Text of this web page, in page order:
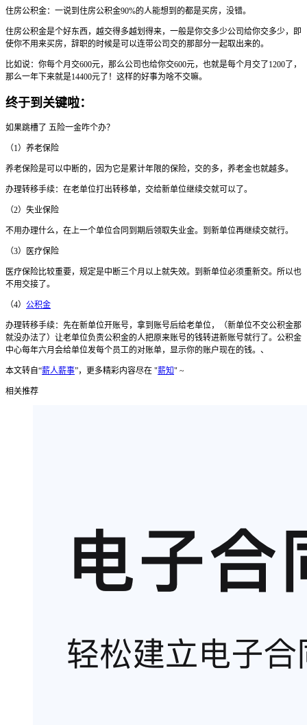
住房公积金：一说到住房公积金90%的人能想到的都是买房，没错。
住房公积金是个好东西，越交得多越划得来，一般是你交多少公司给你交多少，即
使你不用来买房，辞职的时候是可以连带公司交的那部分一起取出来的。
比如说：你每个月交600元，那么公司也给你交600元，也就是每个月交了1200了，
那么一年下来就是14400元了！这样的好事为啥不交嘛。
终于到关键啦：
如果跳槽了 五险一金咋个办？
（1）养老保险
养老保险是可以中断的，因为它是累计年限的保险，交的多，养老金也就越多。
办理转移手续：在老单位打出转移单，交给新单位继续交就可以了。
（2）失业保险
不用办理什么，在上一个单位合同到期后领取失业金。到新单位再继续交就行。
（3）医疗保险
医疗保险比较重要，规定是中断三个月以上就失效。到新单位必须重新交。所以也
不用交接了。
（4） 公积金
办理转移手续：先在新单位开账号，拿到账号后给老单位，（新单位不交公积金那
就没办法了）让老单位负责公积金的人把原来账号的钱转进新账号就行了。公积金
中心每年六月会给单位发每个员工的对账单，显示你的账户现在的钱。、
本文转自“薪人薪事”，更多精彩内容尽在 "薪知" ~
相关推荐